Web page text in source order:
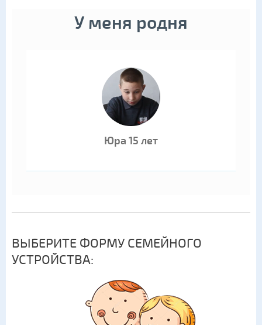
У меня родня
Юра 15 лет
ВЫБЕРИТЕ ФОРМУ СЕМЕЙНОГО
УСТРОЙСТВА: